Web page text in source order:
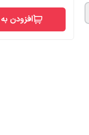
افزودن